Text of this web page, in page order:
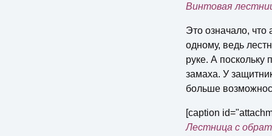
Bинтовая
Это означало,
одному, ведь
руке. А поскольку
замаха. У
больше
[caption
Лестница с